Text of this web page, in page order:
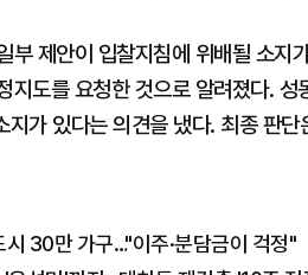
부 제안이 입찰지침에 위배될 소지
지도를 요청한 것으로 알려졌다.
지가 있다는 의견을 냈다. 최종 판
시 30만 가구…"이주·분담금이 걱정"